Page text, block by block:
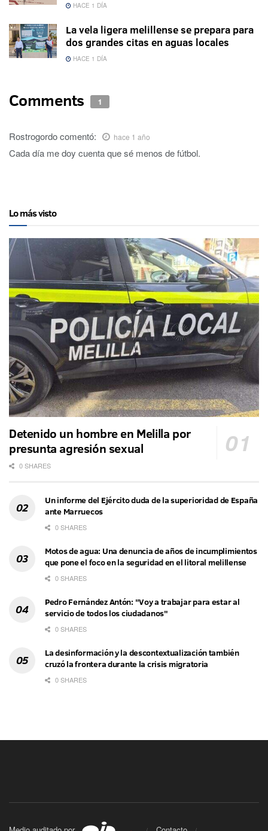
HACE 1 DÍA
La vela ligera melillense se prepara para
dos grandes citas en aguas locales
HACE 1 DÍA
Comments 1
Rostrogordocomentó: hace 1 año
Cada día me doy cuenta que sé menos de fútbol.
Lo más visto
Detenido un hombre en Melilla por
presunta agresión sexual
0 SHARES
Un informe del Ejército duda de la superioridad de España
ante Marruecos
0 SHARES
Motos de agua: Una denuncia de años de incumplimientos
que pone el foco en la seguridad en el litoral melillense
0 SHARES
Pedro Fernández Antón: "Voy a trabajar para estar al
servicio de todos los ciudadanos"
0 SHARES
La desinformación y la descontextualización también
cruzó la frontera durante la crisis migratoria
0 SHARES